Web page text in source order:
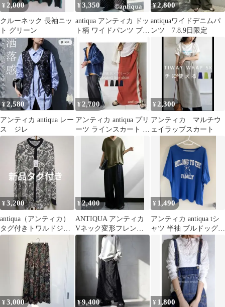
¥ 2,000
クルーネック 長袖ニッ
ト グリーン
¥3,350
antiqua アンティカ ドッ
ト柄 ワイドパンツ ブラ
¥2,800
antiquaワイドデニムパ
ンツ 7.8.9日限定
¥2,580
アンティカ antiqua レー
ス ジレ
¥2,700
アンティカ antiqua プリ
ーツ ラインスカート ス
¥ 2,300
アンティカ マルチウ
ェイラップスカート
¥3,200
antiqua（アンティカ）
タグ付きトワルドジュ
イ柄長袖ブラウス
¥2,400
ANTIQUA アンティカ
Vネック変形フレンチ
トップス
¥ 1,490
アンティカ antiqua tシ
ャツ 半袖 ブルドッグロ
ゴTシャツ レディース
¥3,000 ¥9,400 ¥ 1,800